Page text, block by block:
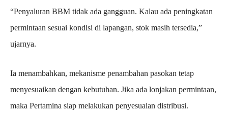
“Penyaluran BBM tidak ada gangguan. Kalau ada peningkatan
permintaan sesuai kondisi di lapangan, stok masih tersedia,”
ujarnya.
Ia menambahkan, mekanisme penambahan pasokan tetap
menyesuaikan dengan kebutuhan. Jika ada lonjakan permintaan,
maka Pertamina siap melakukan penyesuaian distribusi.